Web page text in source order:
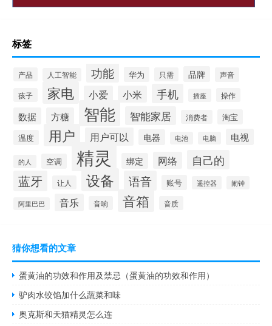
标签
产品 人工智能 功能 华为 只需 品牌 声音
孩子 家电 小爱 小米 手机 插座 操作
数据 方糖 智能 智能家居 消费者
淘宝
温度
用户 用户可以 电器 电池 电脑 电视
的人 空调 精灵 绑定 网络 自己的
蓝牙 让人 设备 语音 账号 遥控器 闹钟
阿里巴巴 音乐 音响 音箱 音质
猜你想看的文章
蛋黄油的功效和作用及禁忌（蛋黄油的功效和作用）
驴肉水饺馅加什么蔬菜和味
奥克斯和天猫精灵怎么连